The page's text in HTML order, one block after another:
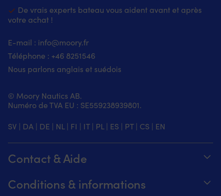
De vrais experts bateau vous aident avant et après
votre achat !
E-mail : info@moory.fr
Téléphone : +46 8251546
Nous parlons anglais et suédois
© Moory Nautics AB.
Numéro de TVA EU : SE559238939801.
SV | DA | DE | NL | FI | IT| PL | ES | PT| CS | EN
Contact & Aide
Conditions & informations